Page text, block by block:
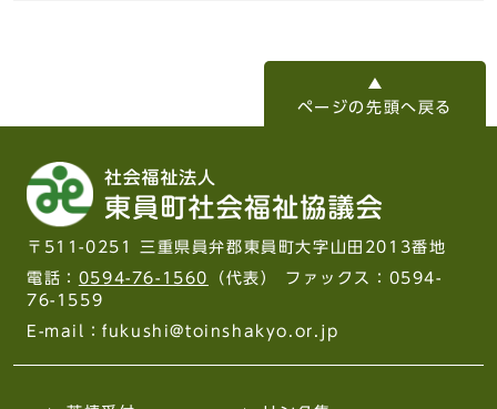
ページの先頭へ戻る
〒511-0251 三重県員弁郡東員町大字山田2013番地
電話： 0594-76-1560
（代表） ファックス：0594-
76-1559
E-mail：fukushi@toinshakyo.or.jp